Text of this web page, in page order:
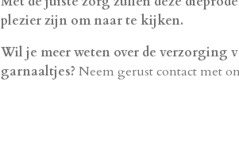
plezier zijn om naar te kijken.
Wil je meer weten over de verzorging
garnaaltjes? Neem gerust contact met